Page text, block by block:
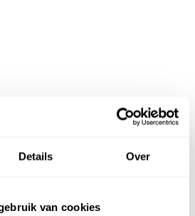
Details Over
van cookies